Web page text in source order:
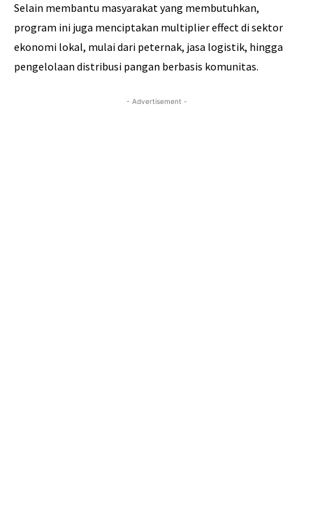
Selain membantu masyarakat yang membutuhkan,
program ini juga menciptakan multiplier effect di sektor
ekonomi lokal, mulai dari peternak, jasa logistik, hingga
pengelolaan distribusi pangan berbasis komunitas.
- Advertisement -